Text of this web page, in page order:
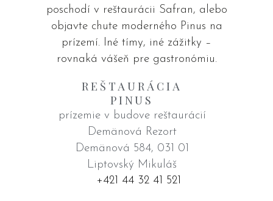
poschodí v reštaurácii Safran, alebo
objavte chute moderného Pinus na
prízemí. Iné tímy, iné zážitky –
rovnaká vášeň pre gastronómiu.
REŠTAURÁCIA
PINUS
prízemie v budove reštaurácií
Demänová Rezort
Demänová 584, 031 01
Liptovský Mikuláš
+421 44 32 41 521